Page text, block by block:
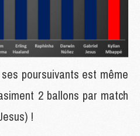
poursuivants est même
2 ballons par match
!